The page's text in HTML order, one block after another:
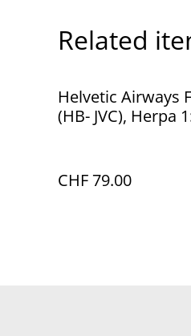
Related
Helvetic Airways
(HB- JVC), Herpa
CHF 79.00